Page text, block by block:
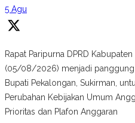
5 Agu
Rapat Paripurna DPRD
(05/08/2026) menjadi panggung
Bupati Pekalongan, Sukirman,
Perubahan Kebijakan Umum
Prioritas dan Plafon Anggaran